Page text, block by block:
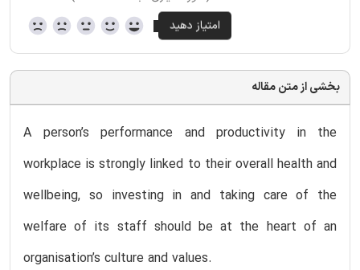
بخشی از متن مقاله
A person’s performance and productivity in the
workplace is strongly linked to their overall health and
wellbeing, so investing in and taking care of the
welfare of its staff should be at the heart of an
organisation’s culture and values.